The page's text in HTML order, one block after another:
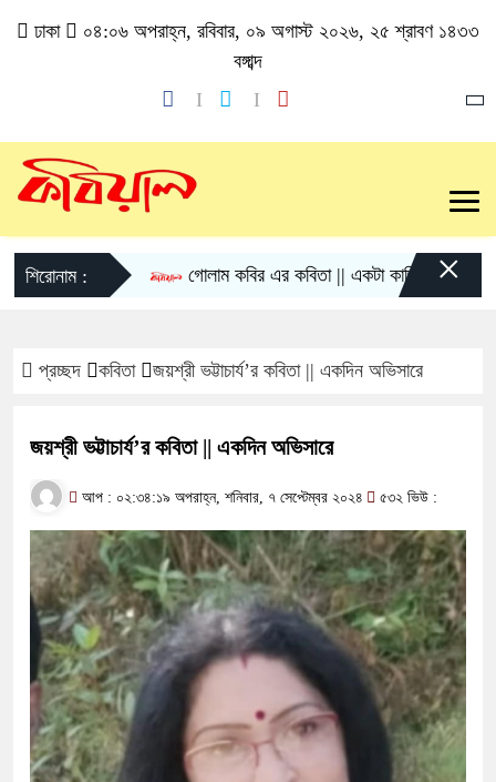
ঢাকা
০৪:০৬ অপরাহ্ন, রবিবার, ০৯ অগাস্ট ২০২৬, ২৫ শ্রাবণ ১৪৩৩
বঙ্গাব্দ
শিরোনাম : গোলাম কবির এর কবিতা || একটা কাঙ্ক্ষিত স্বপ্নের গল্প
×
প্রচ্ছদ কবিতা জয়শ্রী ভট্টাচার্য’র কবিতা || একদিন অভিসারে
জয়শ্রী ভট্টাচার্য’র কবিতা || একদিন অভিসারে
আপ : ০২:৩৪:১৯ অপরাহ্ন, শনিবার, ৭ সেপ্টেম্বর ২০২৪ ৫৩২ ভিউ :